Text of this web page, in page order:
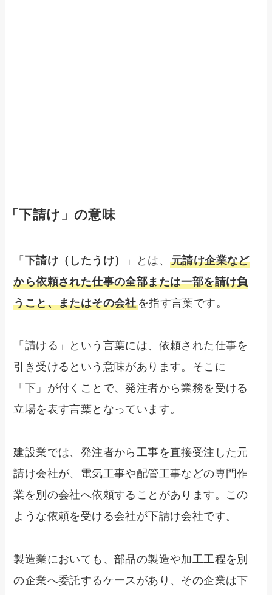
「下請け」の意味
「 下請け（したうけ） 」とは、元請け企業など
から依頼された仕事の全部または一部を請け負
うこと、またはその会社を指す言葉です。
「請ける」という言葉には、依頼された仕事を
引き受けるという意味があります。そこに
「下」が付くことで、発注者から業務を受ける
立場を表す言葉となっています。
建設業では、発注者から工事を直接受注した元
請け会社が、電気工事や配管工事などの専門作
業を別の会社へ依頼することがあります。この
ような依頼を受ける会社が下請け会社です。
製造業においても、部品の製造や加工工程を別
の企業へ委託するケースがあり、その企業は下